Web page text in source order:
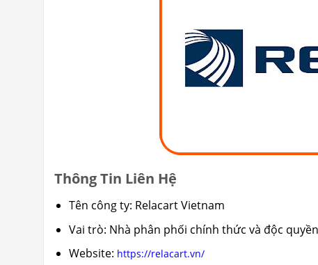
Thông Tin Liên Hệ
Tên công ty: Relacart Vietnam
Vai trò: Nhà phân phối chính thức và độc quyền
Website: https://relacart.vn/